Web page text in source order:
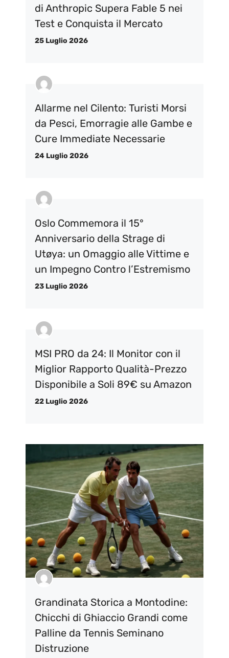
di Anthropic Supera Fable 5 nei
Test e Conquista il Mercato
25 Luglio 2026
Allarme nel Cilento: Turisti Morsi
da Pesci, Emorragie alle Gambe e
Cure Immediate Necessarie
24 Luglio 2026
Oslo Commemora il 15°
Anniversario della Strage di
Utøya: un Omaggio alle Vittime e
un Impegno Contro l’Estremismo
23 Luglio 2026
MSI PRO da 24: Il Monitor con il
Miglior Rapporto Qualità-Prezzo
Disponibile a Soli 89€ su Amazon
22 Luglio 2026
Grandinata Storica a Montodine:
Chicchi di Ghiaccio Grandi come
Palline da Tennis Seminano
Distruzione